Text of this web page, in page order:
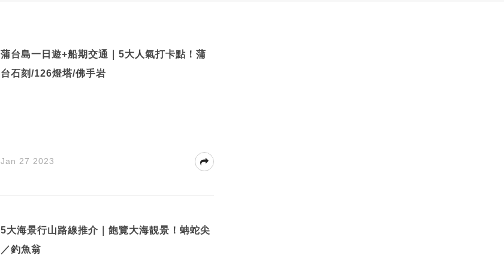
蒲台島一日遊+船期交通｜5大人氣打卡點！蒲
台石刻/126燈塔/佛手岩
Jan 27 2023
5大海景行山路線推介｜飽覽大海靚景！蚺蛇尖
／釣魚翁